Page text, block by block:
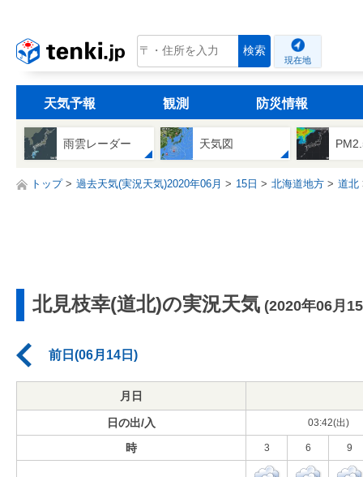
tenki.jp 検索
現在地
天気予報 観測 防災情報
雨雲レーダー 天気図
トップ 過去天気(実況天気)2020年06月 15日 北海道地方 道北
北見枝幸(道北)の実況天気 (2020年06月
前日(06月14日)
月日
日の出/入 03:42(出)
時 3 6 9